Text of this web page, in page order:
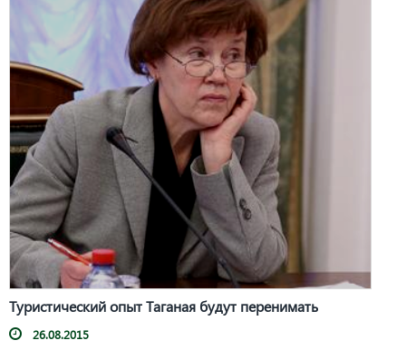
Туристический опыт Таганая будут перенимать
26.08.2015